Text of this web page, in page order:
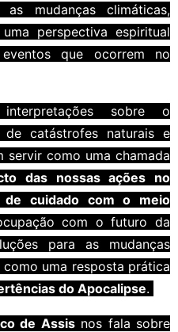
mudanças climáticas,
perspectiva espiritual
que ocorrem no
interpretações sobre o
de catástrofes naturais e
servir como uma chamada
das nossas ações no
de cuidado com o meio
com o futuro da
para as mudanças
uma resposta prática
do Apocalipse.
de Assisnos fala sobre